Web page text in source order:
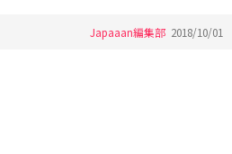
Japaaan編集部 2018/10/01